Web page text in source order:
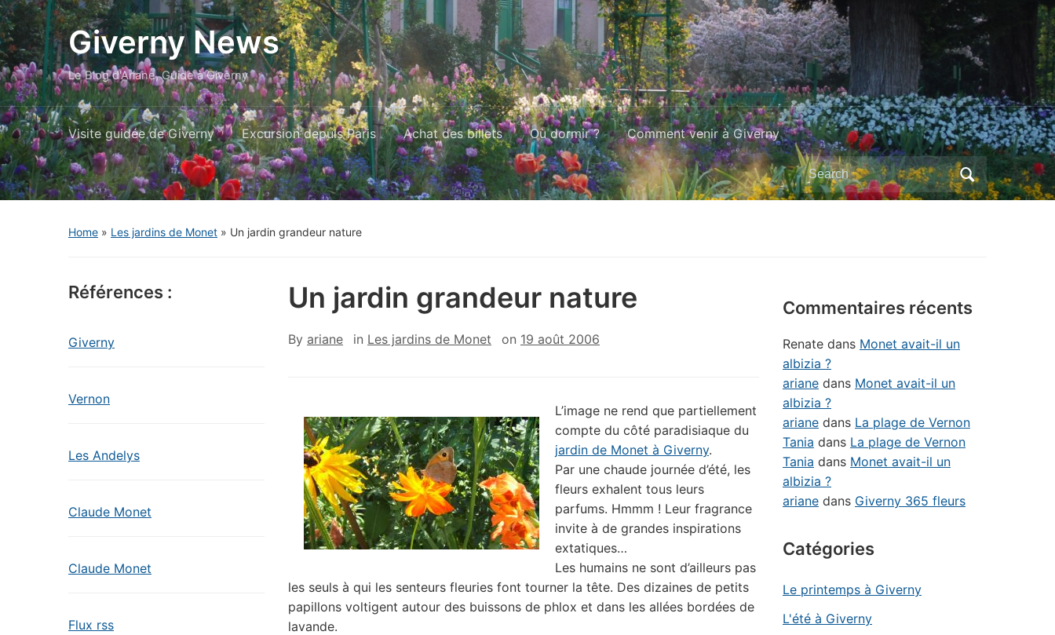
Giverny News
Le Blog d'Ariane, Guide à Giverny
Visite guidée de Giverny Excursion depuis Paris Achat des billets Où dormir ? Comment venir à Giverny
Search
for:
Home » Les jardins de Monet » Un jardin grandeur nature
Références :
Giverny
Vernon
Les Andelys
Claude Monet
Claude Monet
Flux rss
Un jardin grandeur nature
By ariane in Les jardins de Monet on 19 août 2006
L’image ne rend que partiellement
compte du côté paradisiaque du
jardin de Monet à Giverny.
Par une chaude journée d’été, les
fleurs exhalent tous leurs
parfums. Hmmm ! Leur fragrance
invite à de grandes inspirations
extatiques…
Les humains ne sont d’ailleurs pas
les seuls à qui les senteurs fleuries font tourner la tête. Des dizaines de petits
papillons voltigent autour des buissons de phlox et dans les allées bordées de
lavande.
Commentaires récents
Renate dans Monet avait-il un
albizia ?
ariane dans Monet avait-il un
albizia ?
ariane dans La plage de Vernon
Tania dans La plage de Vernon
Tania dans Monet avait-il un
albizia ?
ariane dans Giverny 365 fleurs
Catégories
Le printemps à Giverny
L'été à Giverny